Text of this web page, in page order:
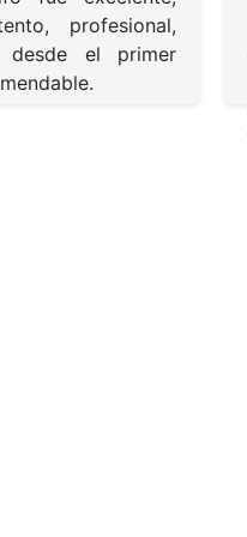
profesional,
el primer